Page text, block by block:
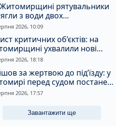
рятувальники
з води двох
2026, 10:09
критичних об’єктів: на
ухвалили нові
з безпеки
2026, 18:18
за жертвою до під’їзду: у
перед судом постане
2026, 17:57
Завантажити ще